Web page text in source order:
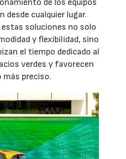
de los equipos
desde cualquier lugar.
estas soluciones no solo
y flexibilidad, sino
el tiempo dedicado al
verdes y favorecen
preciso.